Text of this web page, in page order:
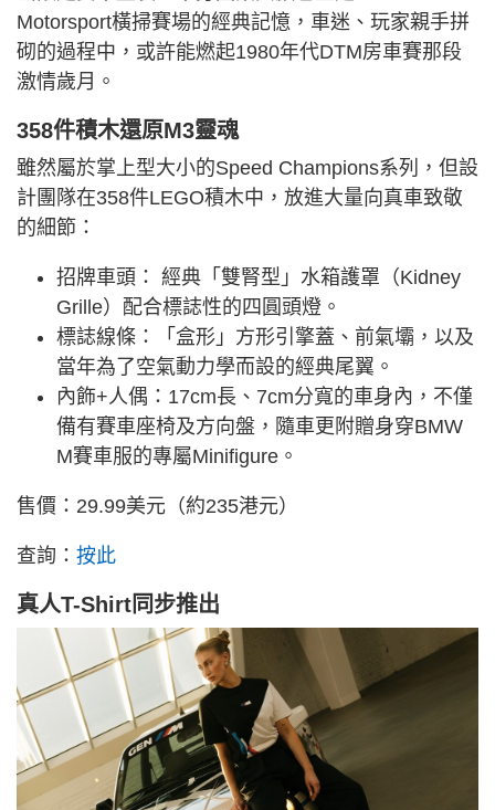
Motorsport橫掃賽場的經典記憶，車迷、玩家親手拼
砌的過程中，或許能燃起1980年代DTM房車賽那段
激情歲月。
358件積木還原M3靈魂
雖然屬於掌上型大小的Speed Champions系列，但設
計團隊在358件LEGO積木中，放進大量向真車致敬
的細節：
招牌車頭： 經典「雙腎型」水箱護罩（Kidney
Grille）配合標誌性的四圓頭燈。
標誌線條：「盒形」方形引擎蓋、前氣壩，以及
當年為了空氣動力學而設的經典尾翼。
內飾+人偶： 17cm長、 7cm分寬的車身內，不僅
備有賽車座椅及方向盤，隨車更附贈身穿BMW
M賽車服的專屬Minifigure。
售價：29.99美元（約235港元）
查詢： 按此
真人T-Shirt同步推出